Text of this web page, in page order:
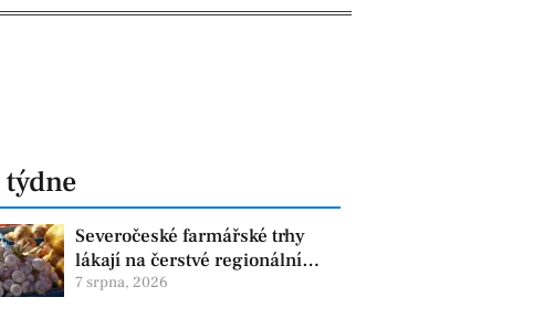
týdne
Severočeské farmářské trhy
lákají na čerstvé regionální
produkty. V Chomutově se
7 srpna, 2026